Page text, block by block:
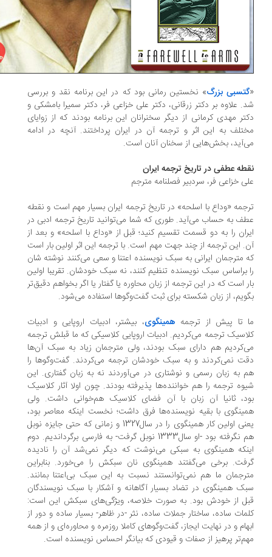
بزرگ» نخستین رمانی بود که در این برنامه نقد و بررسی
علاوه بر دکتر زرقانی، دکتر علی خزاعی فر، دکتر سمیرا بامشکی و
مهدی کرمانی از دیگر سخنرانان این برنامه بودند که از زوایای
به این اثر و ترجمه آن در ایران پرداختند. آنچه در ادامه
بخش‌هایی از سخنان آنان است.
عطفی در تاریخ ترجمه ایران
خزاعی فر، سردبیر فصلنامه مترجم
«وداع با اسلحه» در تاریخ ترجمه ایران بسیار مهم است و نقطه
به حساب می‌آید. طوری که شما می‌توانید تاریخ ترجمه ادبی در
را به دو قسمت تقسیم کنید؛ قبل از «وداع با اسلحه» و بعد از
این ترجمه از چند جهت مهم است. با ترجمه این اثر اولین بار است
مترجمان ایرانی به سبک نویسنده اعتنا و سعی می‌کنند نوشته شان
براساس سبک نویسنده تنظیم کنند، نه سبک خودشان. تقریبا اولین
است که در این ترجمه از زبان محاوره یا گفتار یا اگر بخواهم دقیق‌تر
از زبان شکسته برای ثبت گفت‌وگوها استفاده می‌شود.
تا پیش از ترجمههمینگوی، بیشتر، ادبیات اروپایی و ادبیات
ترجمه می‌کردیم. ادبیات اروپایی کلاسیکی که ما قبلش ترجمه
هم دارای سبک بودند، ولی مترجمان زیاد به سبک آن‌ها
نمی‌کردند و به سبک خودشان ترجمه می‌کردند. گفت‌وگوها را
به زبان رسمی و نوشتاری در می‌آوردند نه به زبان گفتاری. این
ترجمه را هم خواننده‌ها پذیرفته بودند. چون اولا آثار کلاسیک
ثانیا آن زبان با آن فضای کلاسیک هم‌خوانی داشت. ولی
با بقیه نویسنده‌ها فرق داشت؛ نخست اینکه معاصر بود،
یعنی اولین کار همینگوی را در سال1327 و زمانی که حتی جایزه نوبل
هم نگرفته بود -او سال1333 نوبل گرفت- به فارسی برگرداندیم. دوم
همینگوی به سبکی می‌نوشت که دیگر نمی‌شد آن را نادیده
برخی می‌گفتند همینگوی نان سبکش را می‌خورد. بنابراین
ما هم نمی‌توانستند نسبت به این سبک بی‌اعتنا بمانند.
همینگوی در تضاد بسیار آگاهانه و آشکار با سبک نویسندگان
از خودش بود. به صورت خلاصه، ویژگی‌های سبکش این است:
ساده، ساختار جملات ساده، نثر -در ظاهر- بسیار ساده و دور از
و در نهایت ایجاز، گفت‌وگوهای کاملا روزمره و محاوره‌ای و از همه
پرهیز از صفات و قیودی که بیانگر احساس نویسنده است.